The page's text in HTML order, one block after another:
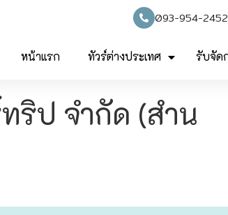
093-954-2452
หน้าแรก ทัวร์ต่างประเทศ รับจัด
ริป จำกัด (สำน